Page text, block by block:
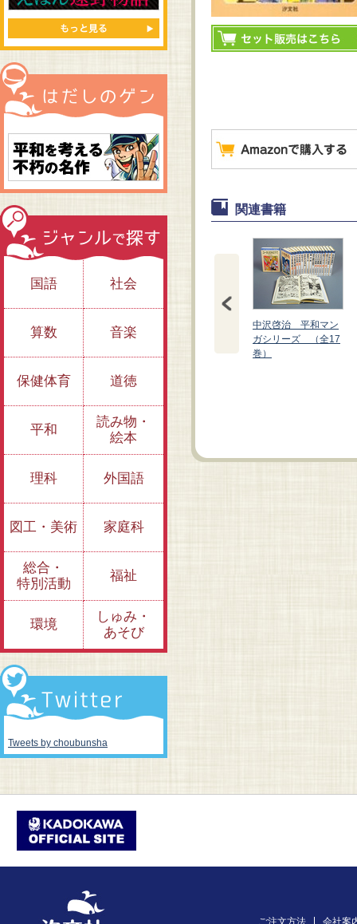
関連書籍
③ユーカリの木の下
で
①いつか見た青い
中沢啓治 平和マン
ガシリーズ （全17
巻）
国語 社会
算数 音楽
保健体育 道徳
平和
読み物・
絵本
理科 外国語
図工・美術 家庭科
総合・
特別活動
福祉
環境
しゅみ・
あそび
Tweets by choubunsha